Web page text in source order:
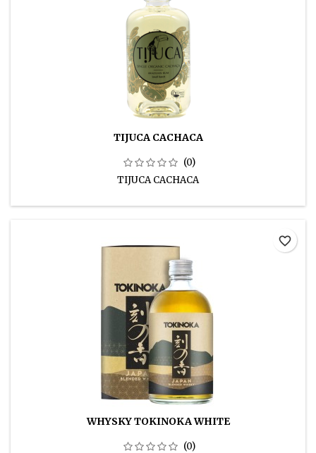
TIJUCA CACHACA
(0)
TIJUCA CACHACA
WHYSKY TOKINOKA WHITE
(0)
favorite_border